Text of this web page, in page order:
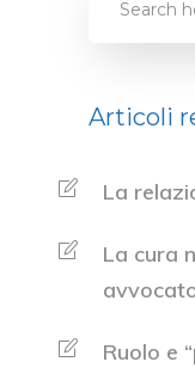
Articoli
La
La cura
Ruolo e